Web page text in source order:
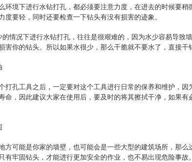
境下进行水钻打孔，都必须要注意力度，在进去的时候要稍
度要轻，同时还要检查一下钻头有没有损害的迹象。
况下进行水钻打孔，往往是很艰难的，因为水少容易导致
害你的钻头。所以如果水很少，那么干脆就不要水了，直接干
孔工具之后，一定要对这个工具进行日常的保养和维护，因
命，因此建议大家在使用后，要及时的将其擦拭干净，如果
可能是你家的墙壁，也可能会是一些大型的建筑场所，那么
有牢固钻头，才能进行更加安全的作业，也不易出现危险事故。